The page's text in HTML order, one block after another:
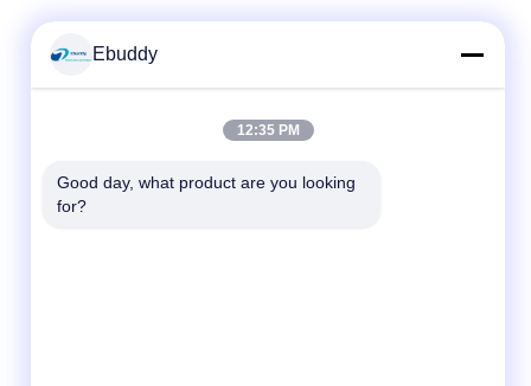
Γρήγορη επικοινωνία
Ebuddy
12:35 PM
Good day, what product are you looking
for?